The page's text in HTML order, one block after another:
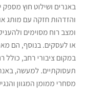
באנרים ושילוט חוץ
והזדהות חזקה עם מותג או
ומצב רוח מסוימים
או לעסקים. בנוסף, הם
במקום ציבורי רחב, כולל
תעסוקתיים. למעשה,
מסחרי ממומן המגוון